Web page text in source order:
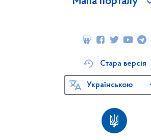
Стара версія
Українською